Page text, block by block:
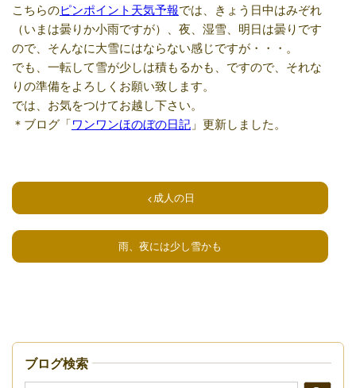
こちらのピンポイント天気予報では、きょう日中はみぞれ
（いまは曇りか小雨ですが）、夜、湿雪、明日は曇りです
ので、そんなに大雪にはならない感じですが・・・。
でも、一転して雪が少しは積もるかも、ですので、それな
りの準備をよろしくお願い致します。
では、お気をつけてお越し下さい。
＊ブログ「ワンワンほのぼの日記 」更新しました。
成人の日
雨、夜には少し雪かも
ブログ検索